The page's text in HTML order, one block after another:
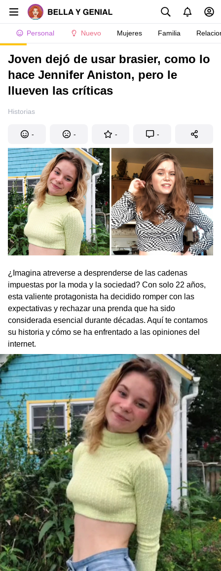
Personal Nuevo Mujeres Familia
Joven dejó de usar brasier, como lo
hace Jennifer Aniston, pero le
llueven las críticas
Historias
- - - -
¿Imagina atreverse a desprenderse de las cadenas
impuestas por la moda y la sociedad? Con solo 22 años,
esta valiente protagonista ha decidido romper con las
expectativas y rechazar una prenda que ha sido
considerada esencial durante décadas. Aquí te contamos
su historia y cómo se ha enfrentado a las opiniones del
internet.